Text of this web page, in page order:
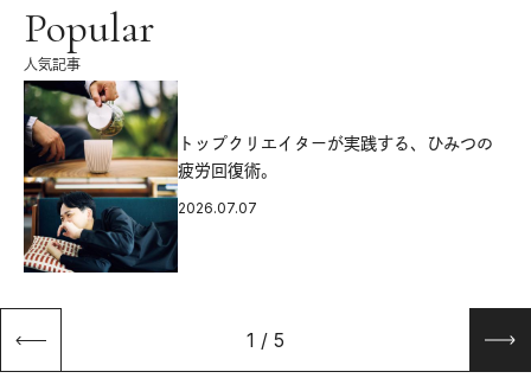
Popular
人気記事
トップクリエイターが実践する、ひみつの
疲労回復術。
2026.07.07
1 / 5